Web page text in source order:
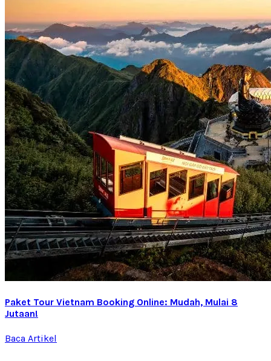
Paket Tour Vietnam Booking Online: Mudah, Mulai 8
Jutaan!
Baca Artikel